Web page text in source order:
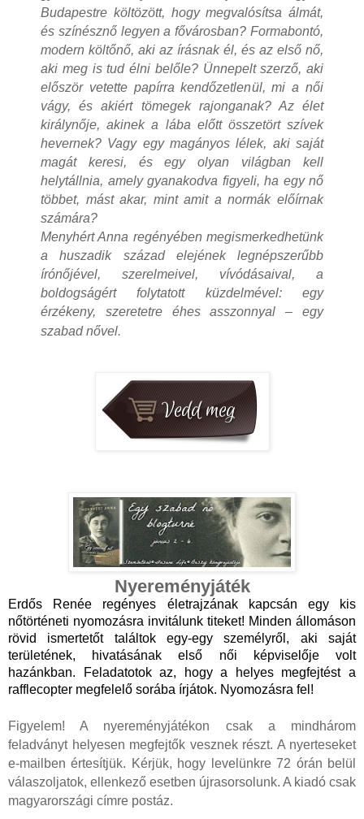
Budapestre költözött, hogy megvalósítsa álmát,
és színésznő legyen a fővárosban? Formabontó,
modern költőnő, aki az írásnak él, és az első nő,
aki meg is tud élni belőle? Ünnepelt szerző, aki
először vetette papírra kendőzetlenül, mi a női
vágy, és akiért tömegek rajonganak? Az élet
királynője, akinek a lába előtt összetört szívek
hevernek? Vagy egy magányos lélek, aki saját
magát keresi, és egy olyan világban kell
helytállnia, amely gyanakodva figyeli, ha egy nő
többet, mást akar, mint amit a normák előírnak
számára?
Menyhért Anna regényében megismerkedhetünk
a huszadik század elejének legnépszerűbb
írónőjével, szerelmeivel, vívódásaival, a
boldogságért folytatott küzdelmével: egy
érzékeny, szeretetre éhes asszonnyal – egy
szabad nővel.
Nyereményjáték
Erdős Renée regényes életrajzának kapcsán egy kis
nőtörténeti nyomozásra invitálunk titeket! Minden állomáson
rövid ismertetőt találtok egy-egy személyről, aki saját
területének, hivatásának első női képviselője volt
hazánkban. Feladatotok az, hogy a helyes megfejtést a
rafflecopter megfelelő sorába írjátok. Nyomozásra fel!
Figyelem! A nyereményjátékon csak a mindhárom
feladványt helyesen megfejtők vesznek részt. A nyerteseket
e-mailben értesítjük. Kérjük, hogy levelünkre 72 órán belül
válaszoljatok, ellenkező esetben újrasorsolunk. A kiadó csak
magyarországi címre postáz.